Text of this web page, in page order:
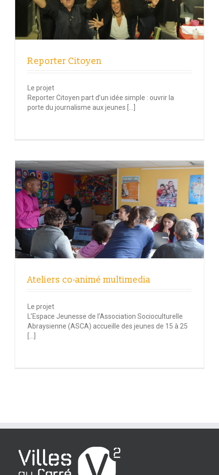
Reporter Citoyen
Le projet
Reporter Citoyen part d’un idée simple : ouvrir la
porte du journalisme aux jeunes […]
Ateliers co-animé multimedia
Le projet
L’Espace Jeunesse de l’Association Socioculturelle
Abraysienne (ASCA) accueille des jeunes de 15 à 25